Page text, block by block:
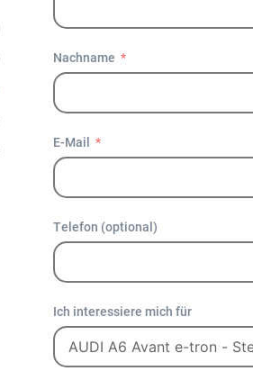
Nachname
E-Mail
Telefon (optional)
Ich interessiere mich für